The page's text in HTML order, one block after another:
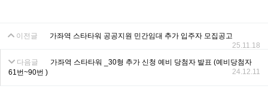
이전글
가좌역 스타타워 공공지원 민간임대 추가 입주자 모집공고
25.11.18
다음글
가좌역 스타타워 _30형 추가 신청 예비 당첨자 발표 (예비당첨자
61번~90번 )
24.12.11